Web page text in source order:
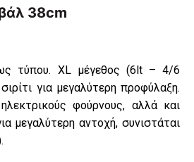
38cm
τύπου. XL μέγεθος (6lt – 4/6
για μεγαλύτερη προφύλαξη.
φούρνους, αλλά και
μεγαλύτερη αντοχή, συνιστάται